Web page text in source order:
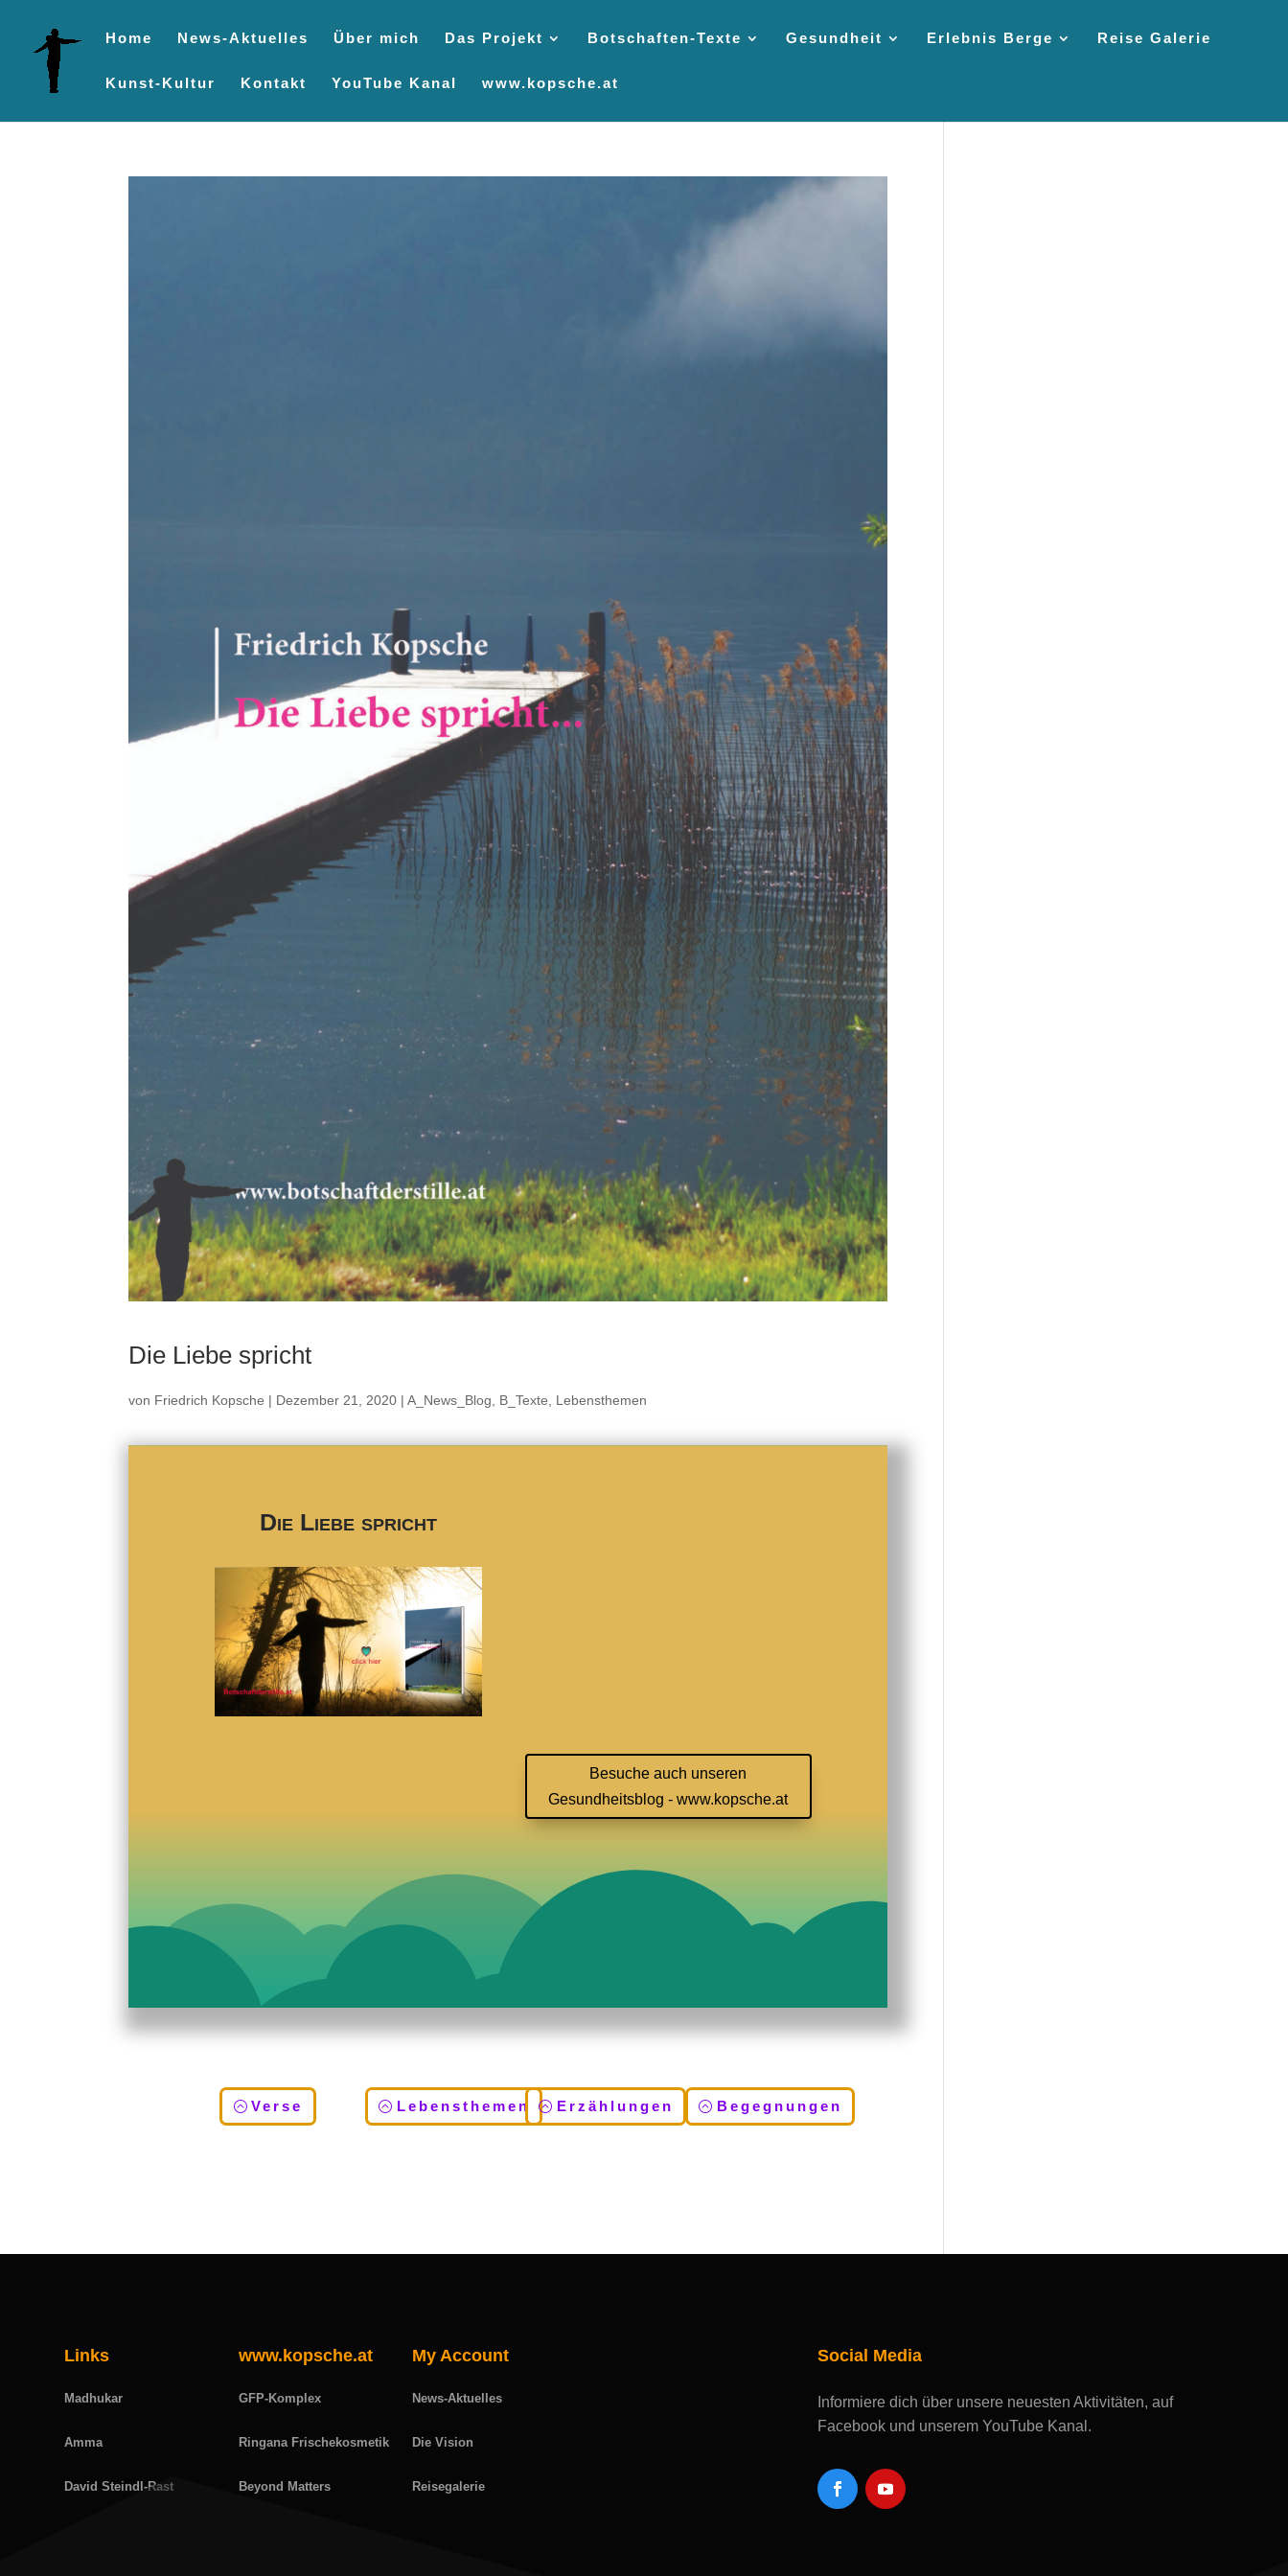
Home News-Aktuelles Über mich Das Projekt Botschaften-Texte Gesundheit Erlebnis Berge Reise Galerie
Kunst-Kultur Kontakt YouTube Kanal www.kopsche.at
Die Liebe spricht
von Friedrich Kopsche | Dezember 21, 2020 |A_News_Blog B_Texte Lebensthemen
Die Liebe spricht
Besuche auch unseren
Gesundheitsblog - www.kopsche.at
Verse Lebensthemen Erzählungen Begegnungen
Links
Madhukar
Amma
David Steindl-Rast
www.kopsche.at
GFP-Komplex
Ringana Frischekosmetik
Beyond Matters
My Account
News-Aktuelles
Die Vision
Reisegalerie
Social Media
Informiere dich über unsere neuesten Aktivitäten, auf
Facebook und unserem YouTube Kanal.